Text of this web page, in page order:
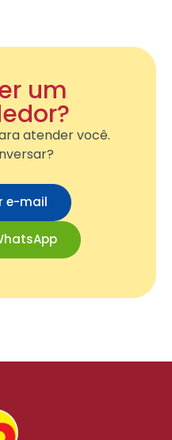
um
atender você.
e-mail